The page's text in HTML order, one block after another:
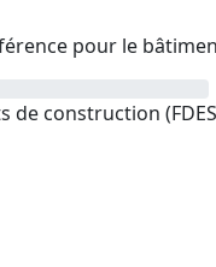
pour le
construction